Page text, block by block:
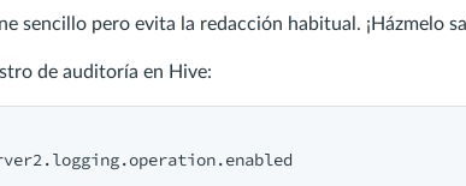
sencillo pero evita la redacción habitual. ¡Házmelo
de auditoría en Hive: